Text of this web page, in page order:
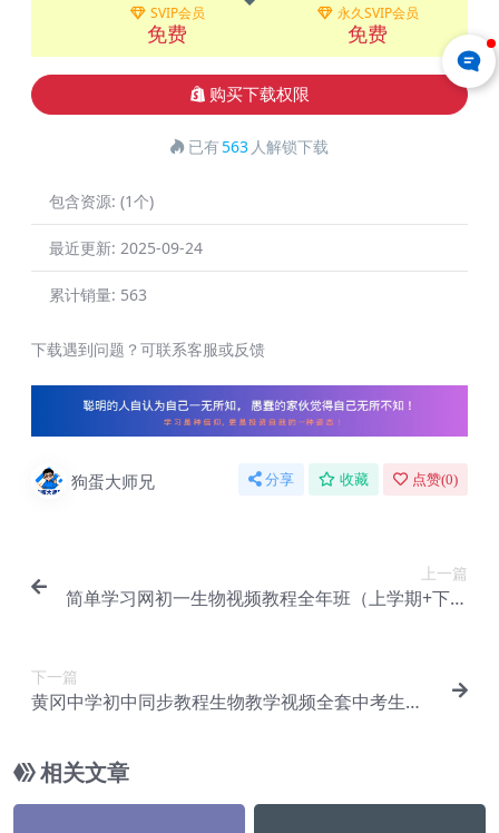
SVIP会员
免费
永久SVIP会员
免费
购买下载权限
已有563 人解锁下载
包含资源: (1个)
最近更新: 2025-09-24
累计销量: 563
下载遇到问题？可联系客服或反馈
狗蛋大师兄 分享 收藏 点赞(0)
上一篇
简单学习网初一生物视频教程全年班（上学期+下学
下一篇
黄冈中学初中同步教程生物教学视频全套中考生物
相关文章